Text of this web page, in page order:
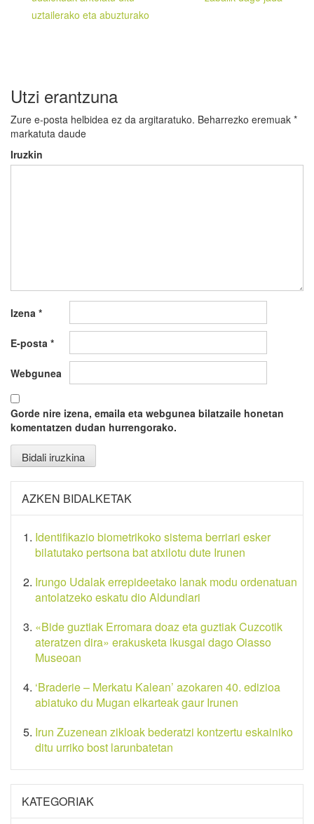
nabigatu
uztailerako eta abuzturako
Utzi erantzuna
Zure e-posta helbidea ez da argitaratuko. Beharrezko eremuak *
markatuta daude
Iruzkin
Izena *
E-posta *
Webgunea
Gorde nire izena, emaila eta webgunea bilatzaile honetan
komentatzen dudan hurrengorako.
AZKEN BIDALKETAK
Identifikazio biometrikoko sistema berriari esker
bilatutako pertsona bat atxilotu dute Irunen
Irungo Udalak errepideetako lanak modu ordenatuan
antolatzeko eskatu dio Aldundiari
«Bide guztiak Erromara doaz eta guztiak Cuzcotik
ateratzen dira» erakusketa ikusgai dago Oiasso
Museoan
‘Braderie – Merkatu Kalean’ azokaren 40. edizioa
abiatuko du Mugan elkarteak gaur Irunen
Irun Zuzenean zikloak bederatzi kontzertu eskainiko
ditu urriko bost larunbatetan
KATEGORIAK